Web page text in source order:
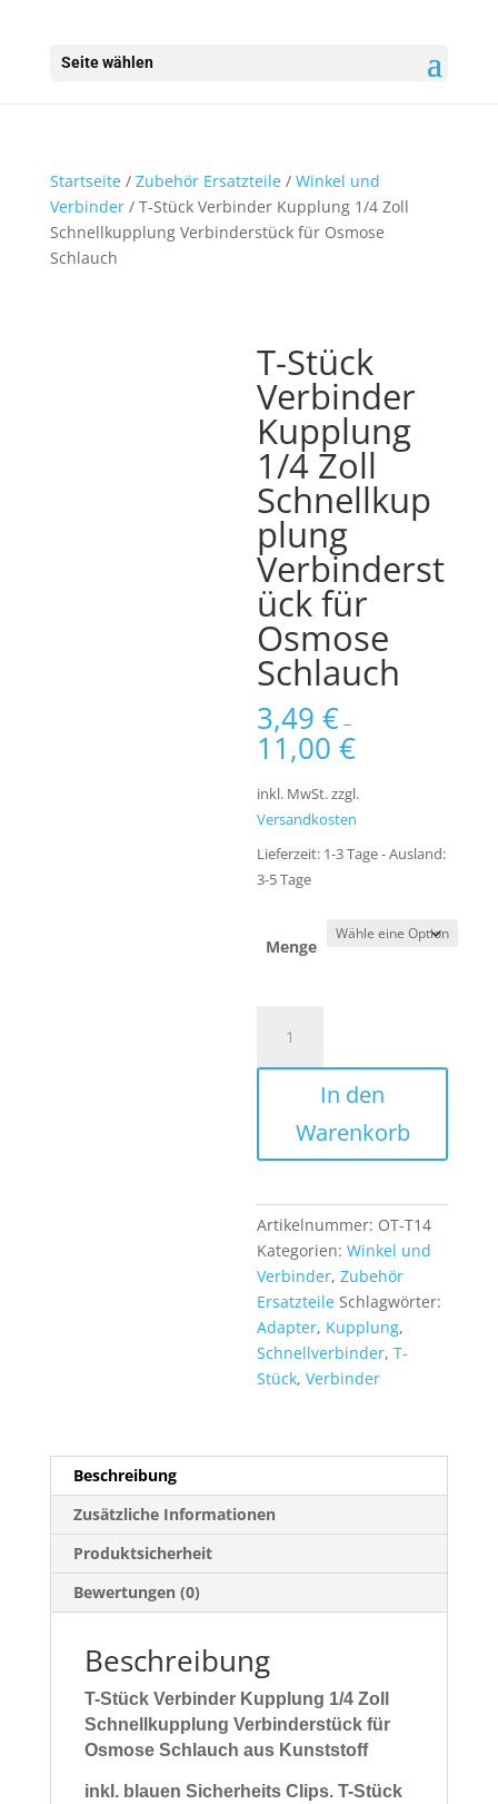
Seite wählen
Startseite/ Zubehör Ersatzteile/ Winkel und
Verbinder/ T-Stück Verbinder Kupplung 1/4 Zoll
Schnellkupplung Verbinderstück für Osmose
Schlauch
T-Stück
Verbinder
Kupplung
1/4 Zoll
Schnellkup
plung
Verbinderst
ück für
Osmose
Schlauch
3,49€ –
11,00€
inkl. MwSt.zzgl.
Versandkosten
Lieferzeit: 1-3 Tage - Ausland:
3-5 Tage
Menge
Stück
Verbinder
Kupplung
für
Osmose
Schlauch
Menge
In den
Warenkorb
Artikelnummer: OT-T14
Kategorien:Winkel und
Verbinder,Zubehör
Ersatzteile Schlagwörter:
Adapter, Kupplung,
Schnellverbinder,T-
Stück,Verbinder
Beschreibung
Zusätzliche Informationen
Produktsicherheit
Bewertungen (0)
Beschreibung
T-Stück Verbinder Kupplung 1/4 Zoll
Schnellkupplung Verbinderstück für
Osmose Schlauch aus Kunststoff
inkl. blauen Sicherheits Clips. T-Stück